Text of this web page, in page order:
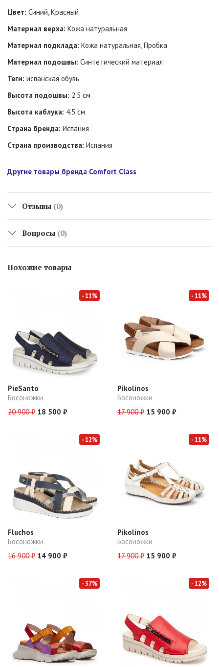
Цвет: Синий, Красный
Материал верха: Кожа натуральная
Материал подклада: Кожа натуральная, Пробка
Материал подошвы: Синтетический материал
Теги: испанская обувь
Высота подошвы: 2.5 см
Высота каблука: 4.5 см
Страна бренда: Испания
Страна производства: Испания
Другие товары бренда Comfort Class
Отзывы (0)
Вопросы (0)
Похожие товары
- 11%
PieSanto
Босоножки
20 900 ₽ 18 500 ₽
- 11%
Pikolinos
Босоножки
17 900 ₽ 15 900 ₽
- 12%
Fluchos
Босоножки
16 900 ₽ 14 900 ₽
- 11%
Pikolinos
Босоножки
17 900 ₽ 15 900 ₽
- 37% - 12%